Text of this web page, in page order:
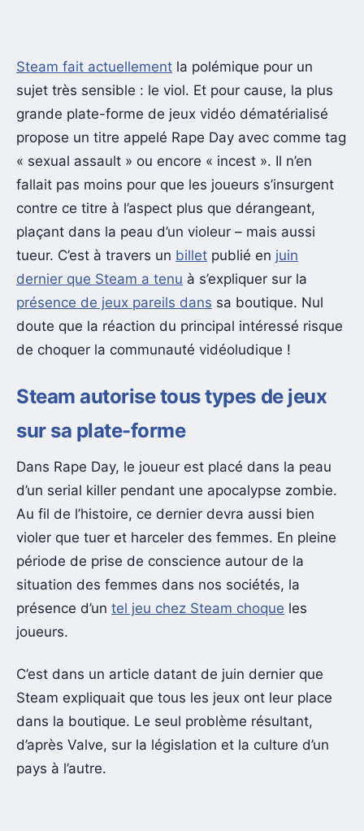
Steam fait actuellement la polémique pour un
sujet très sensible : le viol. Et pour cause, la plus
grande plate-forme de jeux vidéo dématérialisé
propose un titre appelé Rape Day avec comme tag
« sexual assault » ou encore « incest ». Il n’en
fallait pas moins pour que les joueurs s’insurgent
contre ce titre à l’aspect plus que dérangeant,
plaçant dans la peau d’un violeur – mais aussi
tueur. C’est à travers un billet publié en juin
dernier que Steam a tenu à s’expliquer sur la
présence de jeux pareils dans sa boutique. Nul
doute que la réaction du principal intéressé risque
de choquer la communauté vidéoludique !
Steam autorise tous types de jeux
sur sa plate-forme
Dans Rape Day, le joueur est placé dans la peau
d’un serial killer pendant une apocalypse zombie.
Au fil de l’histoire, ce dernier devra aussi bien
violer que tuer et harceler des femmes. En pleine
période de prise de conscience autour de la
situation des femmes dans nos sociétés, la
présence d’un tel jeu chez Steam choque les
joueurs.
C’est dans un article datant de juin dernier que
Steam expliquait que tous les jeux ont leur place
dans la boutique. Le seul problème résultant,
d’après Valve, sur la législation et la culture d’un
pays à l’autre.